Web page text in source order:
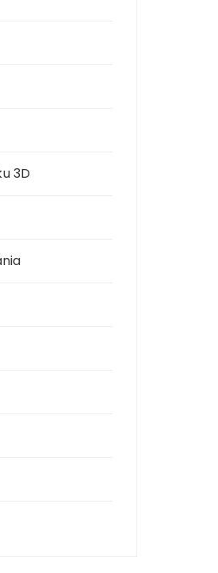
3D